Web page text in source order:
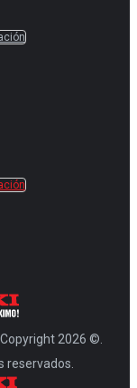
2026 ©.
reservados.